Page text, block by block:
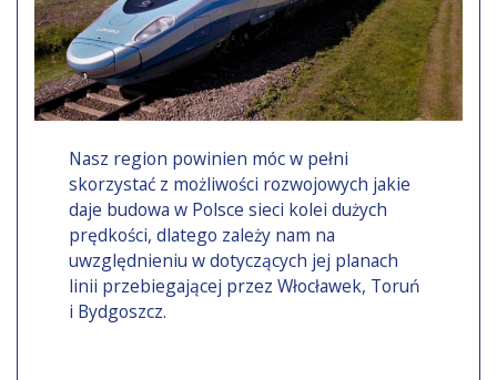
Nasz region powinien móc w pełni
skorzystać z możliwości rozwojowych jakie
daje budowa w Polsce sieci kolei dużych
prędkości, dlatego zależy nam na
uwzględnieniu w dotyczących jej planach
linii przebiegającej przez Włocławek, Toruń
i Bydgoszcz.